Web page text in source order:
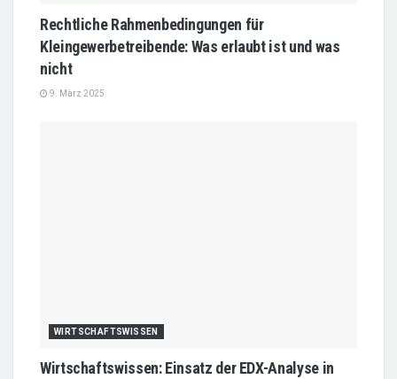
Rechtliche Rahmenbedingungen für
Kleingewerbetreibende: Was erlaubt ist und was
nicht
9. März 2025
WIRTSCHAFTSWISSEN
Wirtschaftswissen: Einsatz der EDX-Analyse in